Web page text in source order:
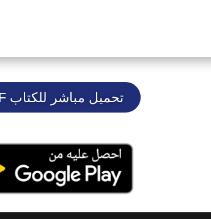
تحميل مباشر للكتاب PDF